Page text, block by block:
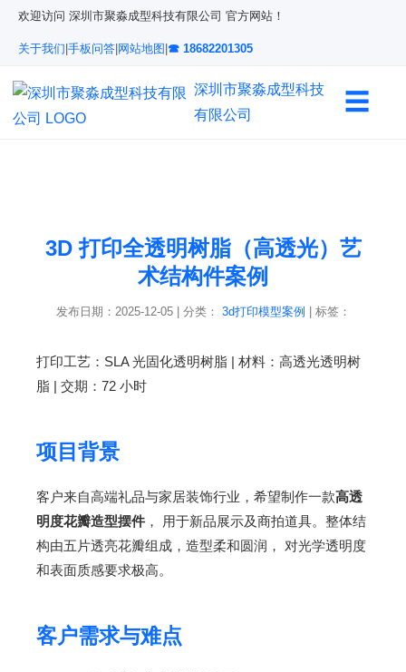
欢迎访问 深圳市聚淼成型科技有限公司 官方网站！
关于我们 手板问答 网站地图 ☎ 18682201305
深圳市聚淼成型科技
有限公司
☰
3D 打印全透明树脂（高透光）艺
术结构件案例
发布日期：2025-12-05| 分类： 3d打印模型案例 标签：
打印工艺：SLA 光固化透明树脂 | 材料：高透光透明树
脂 | 交期：72 小时
项目背景
客户来自高端礼品与家居装饰行业，希望制作一款高透
明度花瓣造型摆件 ， 用于新品展示及商拍道具。整体结
构由五片透亮花瓣组成，造型柔和圆润， 对光学透明度
和表面质感要求极高。
客户需求与难点